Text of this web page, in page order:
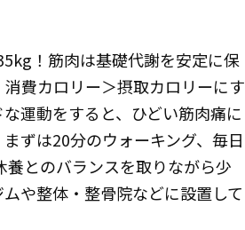
！筋肉は基礎代謝を安定に保
費カロリー＞摂取カロリーにす
運動をすると、ひどい筋肉痛に
ずは20分のウォーキング、毎日
とのバランスを取りながら少
や整体・整骨院などに設置して